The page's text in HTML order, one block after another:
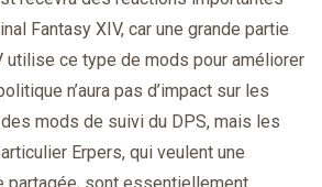
Fantasy XIV, car une grande partie
utilise ce type de mods pour améliorer
n’aura pas d’impact sur les
mods de suivi du DPS, mais les
Erpers, qui veulent une
partagée, sont essentiellement